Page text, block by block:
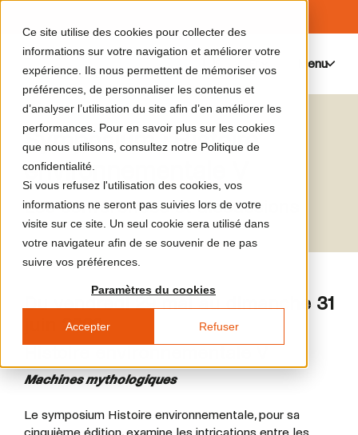
Ce site utilise des cookies pour collecter des
informations sur votre navigation et améliorer votre
expérience. Ils nous permettent de mémoriser vos
préférences, de personnaliser les contenus et
d’analyser l’utilisation du site afin d’en améliorer les
performances. Pour en savoir plus sur les cookies
que nous utilisons, consultez notre Politique de
confidentialité.
Si vous refusez l'utilisation des cookies, vos
informations ne seront pas suivies lors de votre
visite sur ce site. Un seul cookie sera utilisé dans
votre navigateur afin de se souvenir de ne pas
suivre vos préférences.
Paramètres du cookies
Accepter Refuser
Menu
Symposium : Histoire
environnementale V
Les conférences et discussions
Du vendredi 29 mai au dimanche 31
juin 2026
Machines mythologiques
Le symposium Histoire environnementale, pour sa
cinquième édition, examine les intrications entre les